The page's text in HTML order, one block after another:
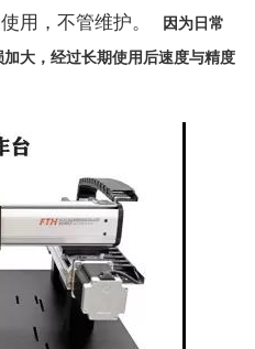
用，不管维护。
因为日常
大，经过长期使用后速度与精度